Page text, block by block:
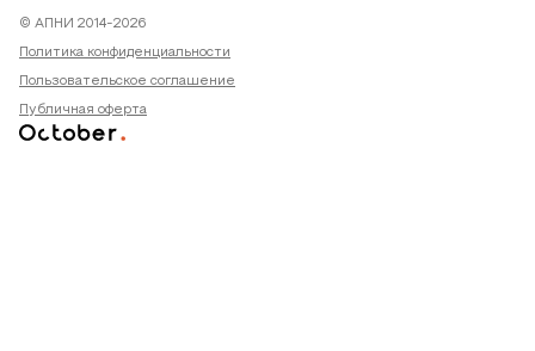
© АПНИ 2014-2026
Политика конфиденциальности
Пользовательское соглашение
Публичная оферта